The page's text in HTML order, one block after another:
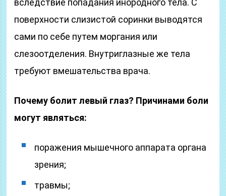
вследствие попадания инородного тела. С
поверхности слизистой соринки выводятся
сами по себе путем моргания или
слезоотделения. Внутриглазные же тела
требуют вмешательства врача.
Почему болит левый глаз? Причинами боли
могут являться:
поражения мышечного аппарата органа
зрения;
травмы;